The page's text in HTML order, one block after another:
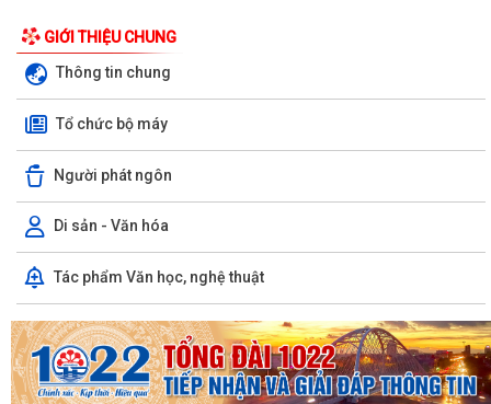
GIỚI THIỆU CHUNG
Thông tin chung
Tổ chức bộ máy
Người phát ngôn
Di sản - Văn hóa
Tác phẩm Văn học, nghệ thuật
trong chuyển đổi số vì sức khỏe cộng...
mô hình "Giải quyết thủ tục hành...
Hội đồng nhân dân xã Chấn Hưng khóa II, nhiệm kỳ 2026 - 2031 tổ
chức Kỳ họp thứ 3 HĐND xã
Hướng tới kỷ niệm 79 năm Ngày Thương binh - Liệt sĩ (27/7/1947 -
27/7/2026), xã Chấn Hưng tổ chức...
địa tiến độ giải phóng mặt bằng,...
Xã Chấn Hưng tổ chức Hội nghị hướng dẫn hộ kinh doanh hoàn thiện
thủ tục chấm dứt hoạt động kinh...